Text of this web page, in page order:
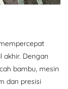
akhir. Dengan
bambu, mesin
dan presisi